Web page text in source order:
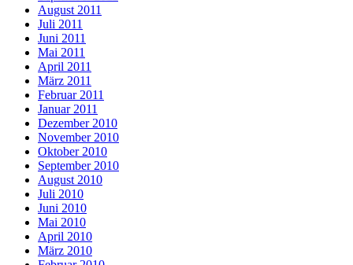
August 2011
Juli 2011
Juni 2011
Mai 2011
April 2011
März 2011
Februar 2011
Januar 2011
Dezember 2010
November 2010
Oktober 2010
September 2010
August 2010
Juli 2010
Juni 2010
Mai 2010
April 2010
März 2010